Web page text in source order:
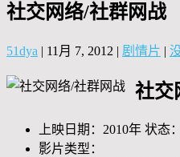
社交网络/社群网战
51dya | 11月 7, 2012 | 剧情片 |
社交
上映日期：2010年 状态
影片类型：